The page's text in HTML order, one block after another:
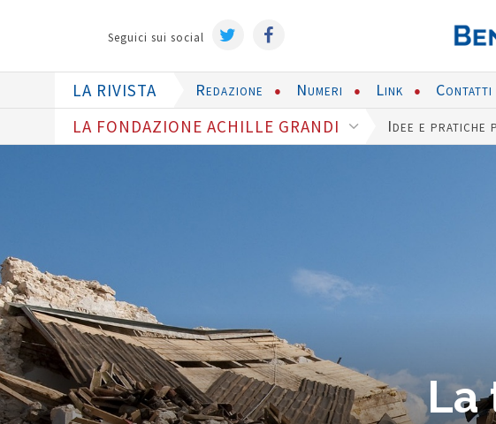
Seguici sui social
LA RIVISTA Redazione Numeri Link Contatti
LA FONDAZIONE ACHILLE GRANDI Idee e pratiche
La